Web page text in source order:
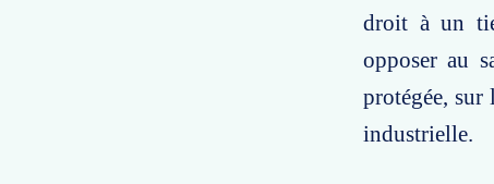
droit à un
opposer au
protégée, sur
industrielle.